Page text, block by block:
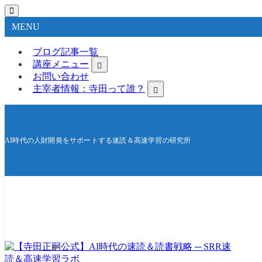
MENU
ブログ記事一覧
講座メニュー
お問い合わせ
主宰者情報：寺田って誰？
AI時代の人財開発をサポートする速読＆高速学習の研究所